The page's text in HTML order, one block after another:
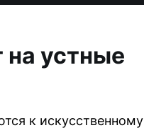
устные
к искусственному